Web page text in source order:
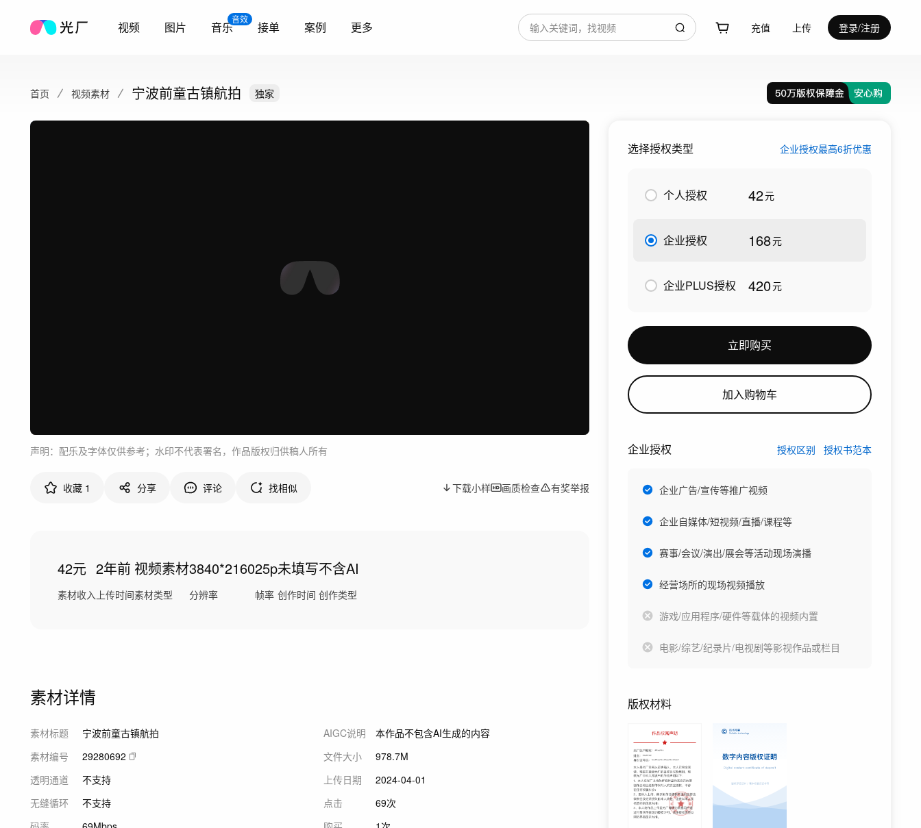
视频 图片
音效
音乐 接单 案例 更多 充值 上传 登录/注册
首页 视频素材 宁波前童古镇航拍 独家
声明：配乐及字体仅供参考；水印不代表署名，作品版权归供稿人所有
收藏 1 分享 评论 找相似 下载小样 画质检查 有奖举报
42元
素材收入
2年前
上传时间
视频素材
素材类型
3840*2160
分辨率
25p
帧率
未填写
创作时间
不含AI
创作类型
素材详情
素材标题
宁波前童古镇航拍
素材编号
29280692
透明通道
不支持
无缝循环
不支持
AIGC说明
本作品不包含AI生成的内容
文件大小
978.7M
上传日期
2024-04-01
点击
69次
选择授权类型 企业授权最高6折优惠
个人授权 42元
企业授权 168元
企业PLUS授权 420元
立即购买
加入购物车
企业授权 授权区别 授权书范本
企业广告/宣传等推广视频
企业自媒体/短视频/直播/课程等
赛事/会议/演出/展会等活动现场演播
经营场所的现场视频播放
游戏/应用程序/硬件等载体的视频内置
电影/综艺/纪录片/电视剧等影视作品或栏目
版权材料